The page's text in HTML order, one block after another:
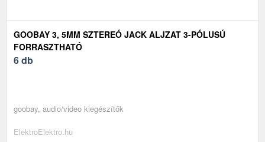
GOOBAY 3, 5MM SZTEREÓ JACK ALJZAT 3-PÓLUSÚ
FORRASZTHATÓ
6 db
goobay, audio/video kiegészítők
ElektroElektro.hu